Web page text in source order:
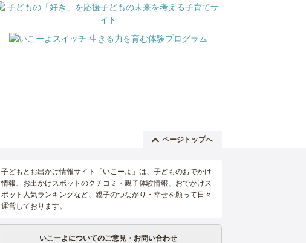
ページトップへ
子どもとお出かけ情報サイト「いこーよ」は、子どものおでかけ
情報、お出かけスポットのクチコミ・親子体験情報、おでかけス
ポット人気ランキングなど、親子のつながり・幸せを願って日々
運営しております。
いこーよについてのご意見・お問い合わせ